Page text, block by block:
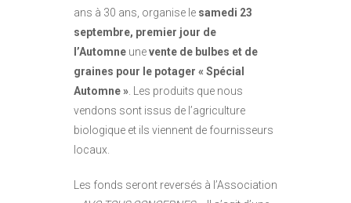
ans à 30 ans, organise le samedi 23
septembre, premier jour de
l’Automne unevente de bulbes et de
graines pour le potager « Spécial
Automne » . Les produits que nous
vendons sont issus de l’agriculture
biologique et ils viennent de fournisseurs
locaux.
Les fonds seront reversés à l’Association